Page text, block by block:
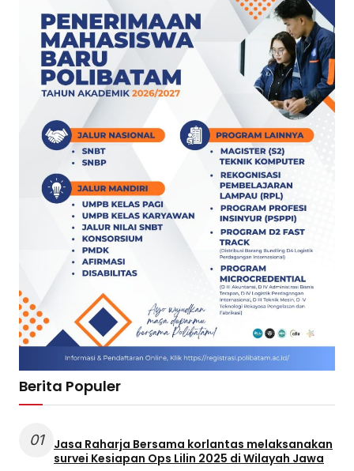
Berita Populer
01
Jasa Raharja Bersama korlantas melaksanakan
survei Kesiapan Ops Lilin 2025 di Wilayah Jawa